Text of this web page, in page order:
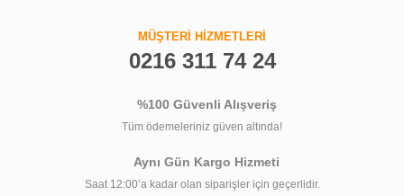
MÜŞTERİ HİZMETLERİ
0216 311 74 24
%100 Güvenli Alışveriş
Tüm ödemeleriniz güven altında!
Aynı Gün Kargo Hizmeti
Saat 12:00’a kadar olan siparişler için geçerlidir.